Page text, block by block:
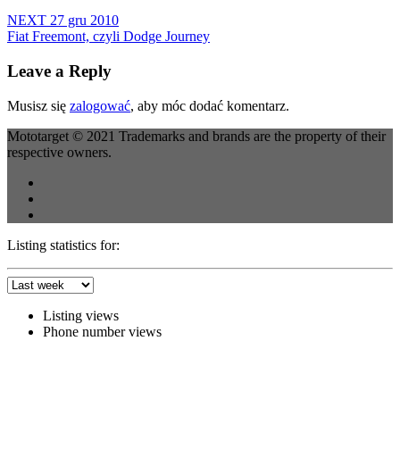
NEXT 27 gru 2010
Fiat Freemont, czyli Dodge Journey
Leave a Reply
Musisz się zalogować, aby móc dodać komentarz.
Mototarget © 2021 Trademarks and brands are the property of their
respective owners.
Listing statistics for:
Listing views
Phone number views